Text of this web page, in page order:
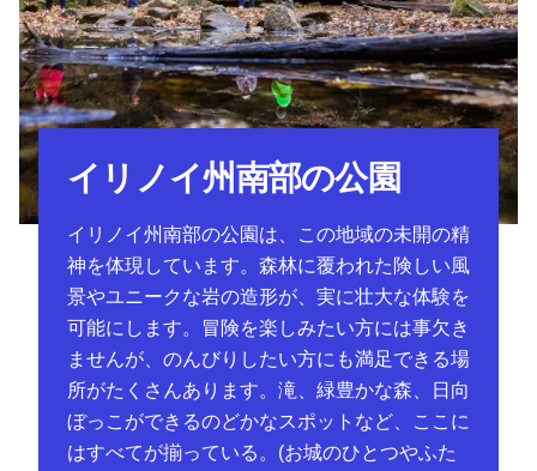
イリノイ州南部の公園
イリノイ州南部の公園は、この地域の未開の精
神を体現しています。森林に覆われた険しい風
景やユニークな岩の造形が、実に壮大な体験を
可能にします。冒険を楽しみたい方には事欠き
ませんが、のんびりしたい方にも満足できる場
所がたくさんあります。滝、緑豊かな森、日向
ぼっこができるのどかなスポットなど、ここに
はすべてが揃っている。(お城のひとつやふた